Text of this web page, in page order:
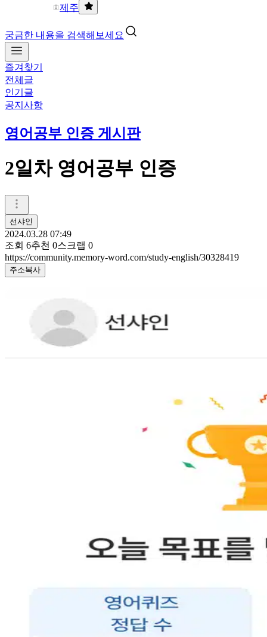
제주
궁금한 내용을 검색해보세요
즐겨찾기
전체글
인기글
공지사항
영어공부 인증 게시판
2일차 영어공부 인증
선샤인
2024.03.28 07:49
조회 6추천 0스크랩 0
https://community.memory-word.com/study-english/30328419
주소복사